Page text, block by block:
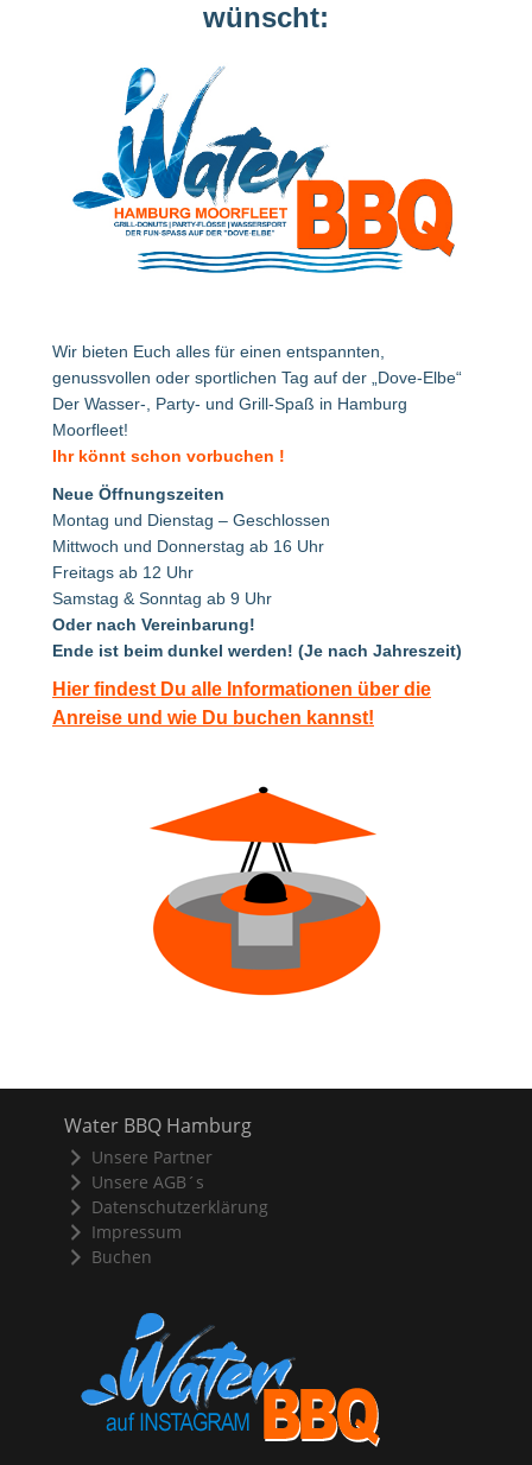
wünscht:
Wir bieten Euch alles für einen entspannten,
genussvollen oder sportlichen Tag auf der „Dove-Elbe“
Der Wasser-, Party- und Grill-Spaß in Hamburg
Moorfleet!
Ihr könnt schon vorbuchen !
Neue Öffnungszeiten
Montag und Dienstag – Geschlossen
Mittwoch und Donnerstag ab 16 Uhr
Freitags ab 12 Uhr
Samstag & Sonntag ab 9 Uhr
Oder nach Vereinbarung!
Ende ist beim dunkel werden! (Je nach Jahreszeit)
Hier findest Du alle Informationen über die
Anreise und wie Du buchen kannst!
Water BBQ Hamburg
Unsere Partner
Unsere AGB´s
Datenschutzerklärung
Impressum
Buchen